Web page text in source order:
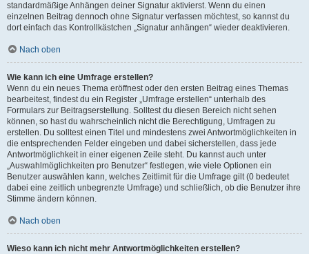
standardmäßige Anhängen deiner Signatur aktivierst. Wenn du einen
einzelnen Beitrag dennoch ohne Signatur verfassen möchtest, so kannst du
dort einfach das Kontrollkästchen „Signatur anhängen“ wieder deaktivieren.
Nach oben
Wie kann ich eine Umfrage erstellen?
Wenn du ein neues Thema eröffnest oder den ersten Beitrag eines Themas
bearbeitest, findest du ein Register „Umfrage erstellen“ unterhalb des
Formulars zur Beitragserstellung. Solltest du diesen Bereich nicht sehen
können, so hast du wahrscheinlich nicht die Berechtigung, Umfragen zu
erstellen. Du solltest einen Titel und mindestens zwei Antwortmöglichkeiten in
die entsprechenden Felder eingeben und dabei sicherstellen, dass jede
Antwortmöglichkeit in einer eigenen Zeile steht. Du kannst auch unter
„Auswahlmöglichkeiten pro Benutzer“ festlegen, wie viele Optionen ein
Benutzer auswählen kann, welches Zeitlimit für die Umfrage gilt (0 bedeutet
dabei eine zeitlich unbegrenzte Umfrage) und schließlich, ob die Benutzer ihre
Stimme ändern können.
Nach oben
Wieso kann ich nicht mehr Antwortmöglichkeiten erstellen?